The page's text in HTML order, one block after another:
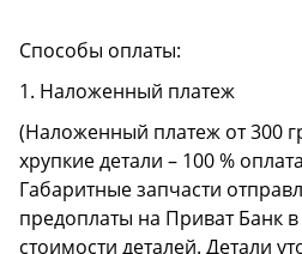
Способы оплаты:
1. Наложенный платеж
(Наложенный платеж от 300
хрупкие детали – 100 %
Габаритные запчасти
предоплаты на Приват Банк
стоимости деталей. Детали